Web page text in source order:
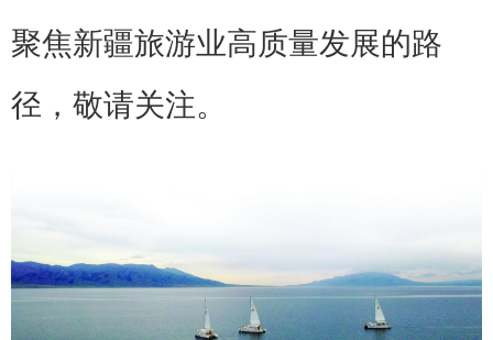
聚焦新疆旅游业高质量发展的路
径，敬请关注。